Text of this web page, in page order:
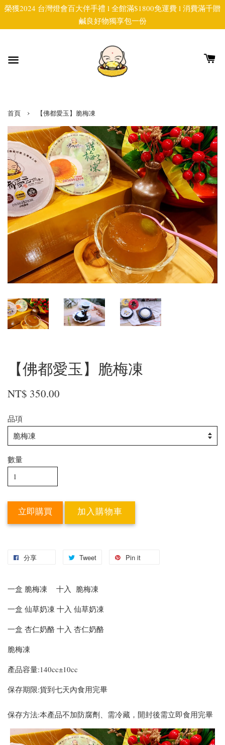
榮獲2024 台灣燈會百大伴手禮 l 全館滿$1800免運費 l 消費滿千贈
鹹良好物獨享包一份
首頁 › 【佛都愛玉】脆梅凍
【佛都愛玉】脆梅凍
NT$ 350.00
品項
數量
立即購買 加入購物車
分享 Tweet Pin it
一盒 脆梅凍 十入 脆梅凍
一盒 仙草奶凍 十入 仙草奶凍
一盒 杏仁奶酪 十入 杏仁奶酪
脆梅凍
產品容量:140cc±10cc
保存期限:貨到七天內食用完畢
保存方法:本產品不加防腐劑、需冷藏，開封後需立即食用完畢